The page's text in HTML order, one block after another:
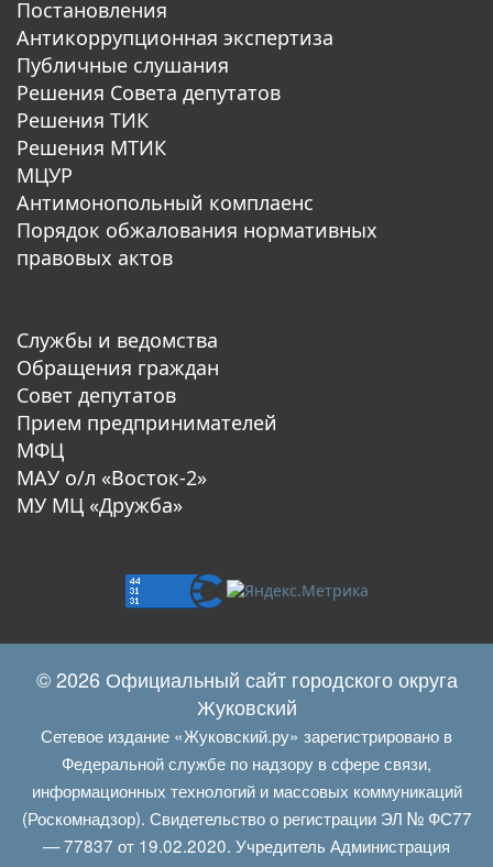
Постановления
Антикоррупционная экспертиза
Публичные слушания
Решения Совета депутатов
Решения ТИК
Решения МТИК
МЦУР
Антимонопольный комплаенс
Порядок обжалования нормативных
правовых актов
Службы и ведомства
Обращения граждан
Совет депутатов
Прием предпринимателей
МФЦ
МАУ о/л «Восток-2»
МУ МЦ «Дружба»
© 2026 Официальный сайт городского округа
Жуковский
Сетевое издание «Жуковский.ру» зарегистрировано в
Федеральной службе по надзору в сфере связи,
информационных технологий и массовых коммуникаций
(Роскомнадзор). Свидетельство о регистрации ЭЛ № ФС77
— 77837 от 19.02.2020. Учредитель Администрация